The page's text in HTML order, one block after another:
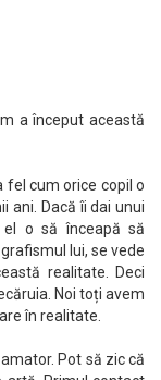
a început această
fel cum orice copil o
ani. Dacă îi dai unui
o să înceapă să
lui, se vede
realitate. Deci
Noi toți avem
în realitate.
Pot să zic că